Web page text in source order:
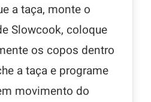
a taça, monte o
Slowcook, coloque
os copos dentro
a taça e programe
movimento do